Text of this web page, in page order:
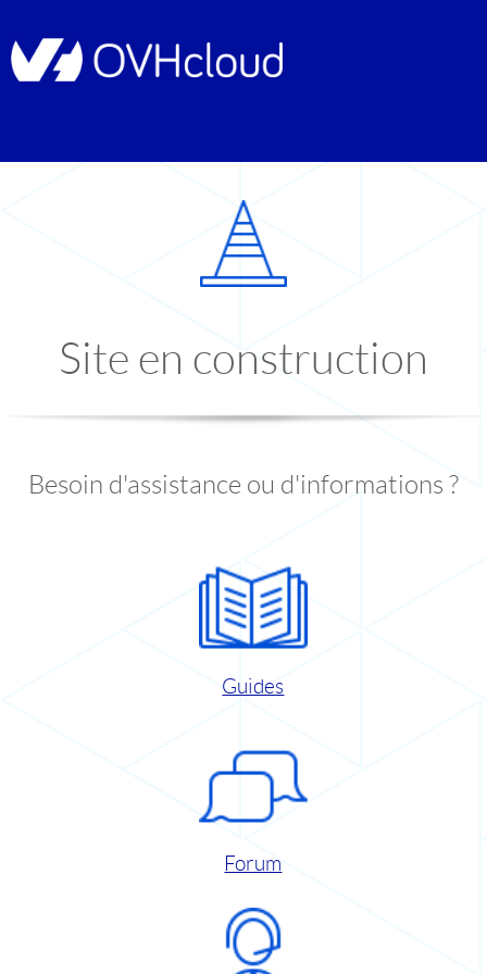
Site en construction
Besoin d'assistance ou d'informations ?
Guides
Forum